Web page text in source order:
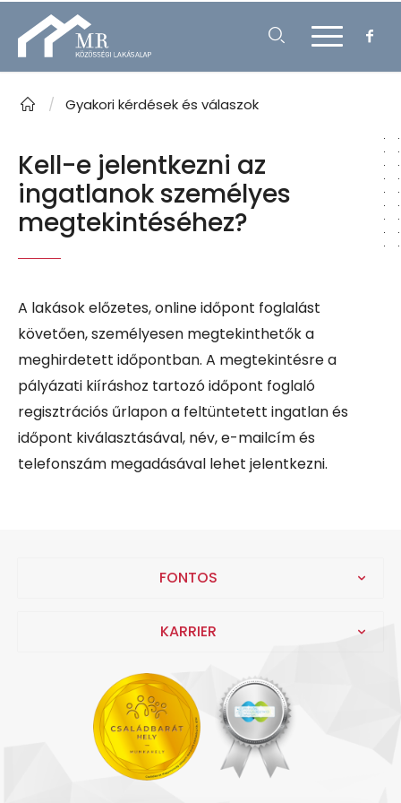
/ Gyakori kérdések és válaszok
Kell-e jelentkezni az
ingatlanok személyes
megtekintéséhez?
A lakások előzetes, online időpont foglalást
követően, személyesen megtekinthetők a
meghirdetett időpontban. A megtekintésre a
pályázati kiíráshoz tartozó időpont foglaló
regisztrációs űrlapon a feltüntetett ingatlan és
időpont kiválasztásával, név, e-mailcím és
telefonszám megadásával lehet jelentkezni.
FONTOS
KARRIER